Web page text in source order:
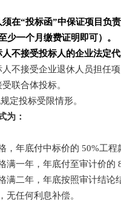
须在“投标函”中保证项目负
少一个月缴费证明即可）。
不接受投标人的企业法定
人不接受企业退休人员担任
联合体投标。
定投标受限情形。
为：
，年底付中标价的 50%工程
满一年，年底付至审计价的
满二年，年底按照审计结论
无任何利息补偿。